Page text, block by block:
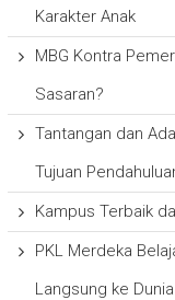
Karakter Anak
MBG Kontra
Sasaran?
Tantangan dan
Tujuan
Kampus Terbaik
PKL Merdeka
Langsung ke